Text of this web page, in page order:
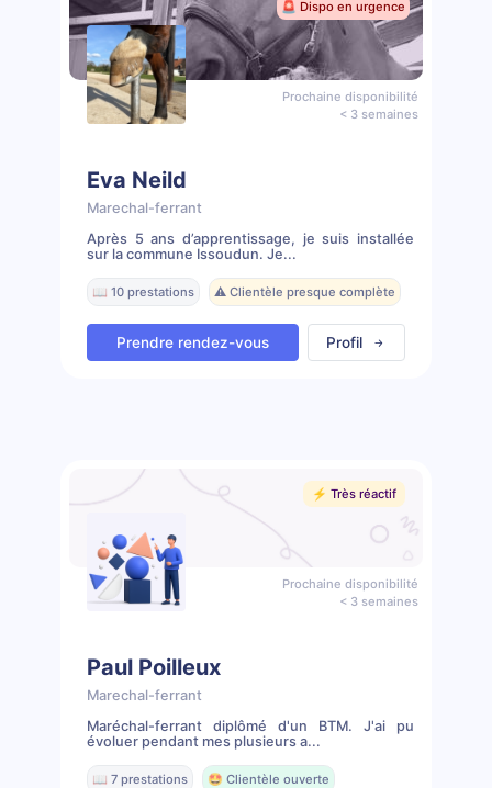
🚨 Dispo en urgence
Prochaine disponibilité
< 3 semaines
Eva Neild
Marechal-ferrant
Après 5 ans d’apprentissage, je suis installée
sur la commune Issoudun. Je...
📖 10 prestations ⚠️ Clientèle presque complète
Prendre rendez-vous Profil
⚡️ Très réactif
Prochaine disponibilité
< 3 semaines
Paul Poilleux
Marechal-ferrant
Maréchal-ferrant diplômé d'un BTM. J'ai pu
évoluer pendant mes plusieurs a...
📖 7 prestations 🤩 Clientèle ouverte